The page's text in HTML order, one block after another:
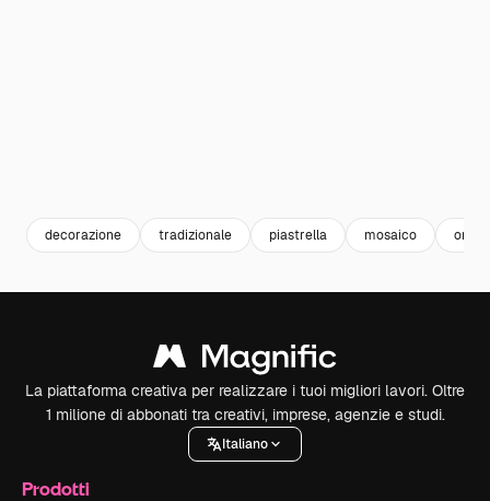
decorazione tradizionale piastrella mosaico
La piattaforma creativa per realizzare i tuoi migliori lavori. Oltre
1 milione di abbonati tra creativi, imprese, agenzie e studi.
Italiano
Prodotti